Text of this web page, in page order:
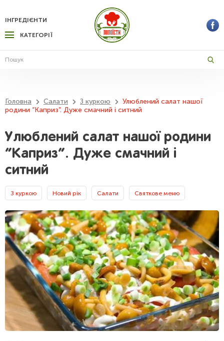
КАТЕГОРІЇ
ІНГРЕДІЄНТИ
Головна Салати З куркою
Улюблений салат нашої
родини “Каприз”. Дуже смачний і ситний
Улюблений салат нашої родини
“Каприз”. Дуже смачний і
ситний
З куркою Новий рік Салати Святкове меню